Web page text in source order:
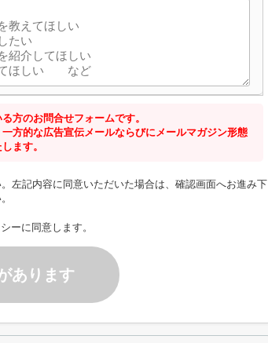
方のお問合せフォームです。
方的な広告宣伝メールならびにメールマガジン形態
ます。
左記内容に同意いただいた場合は、確認画面へお進み下
ーに同意します。
あります